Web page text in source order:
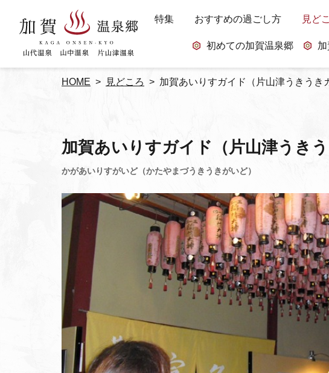
特集 おすすめの過ごし方 見ど
初めての加賀温泉郷
HOME 見どころ 加賀あいりすガイド（片山津うきうき
加賀あいりすガイド（片山津うきう